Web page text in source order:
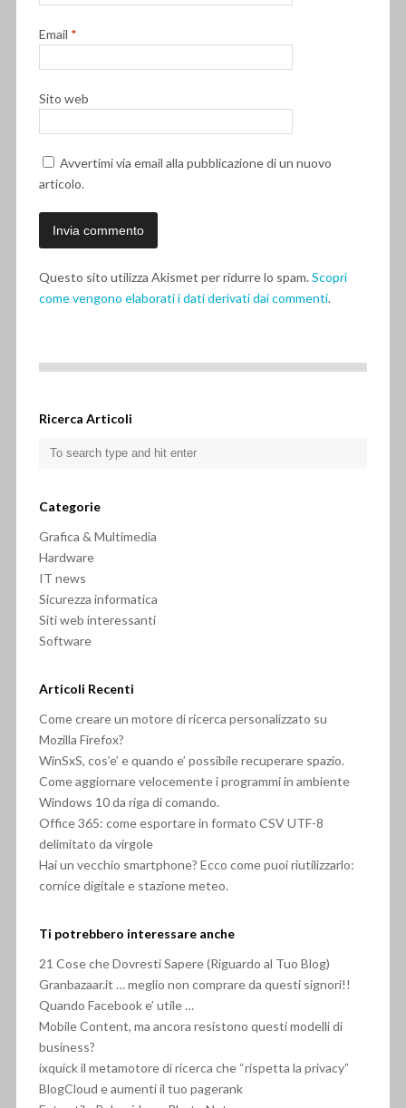
Email *
Sito web
Avvertimi via email alla pubblicazione di un nuovo
articolo.
Questo sito utilizza Akismet per ridurre lo spam.Scopri
come vengono elaborati i dati derivati dai commenti.
Ricerca Articoli
Categorie
Grafica & Multimedia
Hardware
IT news
Sicurezza informatica
Siti web interessanti
Software
Articoli Recenti
Come creare un motore di ricerca personalizzato su
Mozilla Firefox?
WinSxS, cos’e’ e quando e’ possibile recuperare spazio.
Come aggiornare velocemente i programmi in ambiente
Windows 10 da riga di comando.
Office 365: come esportare in formato CSV UTF-8
delimitato da virgole
Hai un vecchio smartphone? Ecco come puoi riutilizzarlo:
cornice digitale e stazione meteo.
Ti potrebbero interessare anche
21 Cose che Dovresti Sapere (Riguardo al Tuo Blog)
Granbazaar.it … meglio non comprare da questi signori!!
Quando Facebook e’ utile …
Mobile Content, ma ancora resistono questi modelli di
business?
ixquick il metamotore di ricerca che “rispetta la privacy”
BlogCloud e aumenti il tuo pagerank